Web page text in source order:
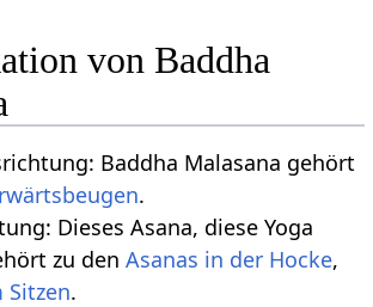
von Baddha
Baddha Malasana gehört
.
Dieses Asana, diese Yoga
zu den Asanas in der Hocke,
Sitzen.